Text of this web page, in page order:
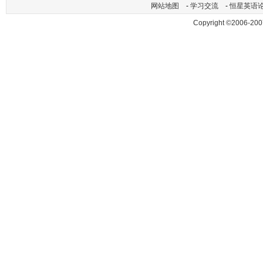
网站地图 - 学习交流 -恒星英语
Copyright ©2006-